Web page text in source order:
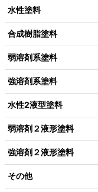
水性塗料
合成樹脂塗料
弱溶剤系塗料
強溶剤系塗料
水性2液型塗料
弱溶剤２液形塗料
強溶剤２液形塗料
その他